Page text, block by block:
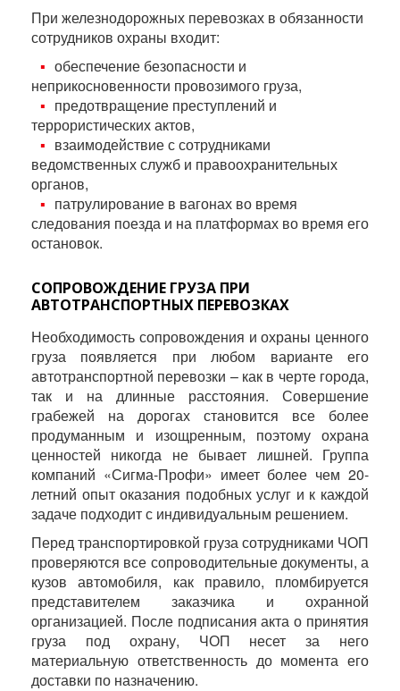
При железнодорожных перевозках в обязанности
сотрудников охраны входит:
обеспечение безопасности и
неприкосновенности провозимого груза,
предотвращение преступлений и
террористических актов,
взаимодействие с сотрудниками
ведомственных служб и правоохранительных
органов,
патрулирование в вагонах во время
следования поезда и на платформах во время его
остановок.
СОПРОВОЖДЕНИЕ ГРУЗА ПРИ
АВТОТРАНСПОРТНЫХ ПЕРЕВОЗКАХ
Необходимость сопровождения и охраны ценного
груза появляется при любом варианте его
автотранспортной перевозки – как в черте города,
так и на длинные расстояния. Совершение
грабежей на дорогах становится все более
продуманным и изощренным, поэтому охрана
ценностей никогда не бывает лишней. Группа
компаний «Сигма-Профи» имеет более чем 20-
летний опыт оказания подобных услуг и к каждой
задаче подходит с индивидуальным решением.
Перед транспортировкой груза сотрудниками ЧОП
проверяются все сопроводительные документы, а
кузов автомобиля, как правило, пломбируется
представителем заказчика и охранной
организацией. После подписания акта о принятия
груза под охрану, ЧОП несет за него
материальную ответственность до момента его
доставки по назначению.